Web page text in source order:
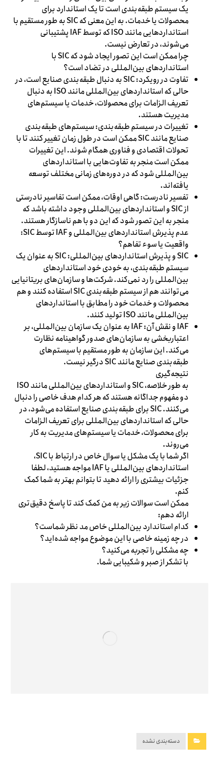
یک سیستم طبقه‌بندی است تا یک استاندارد برای
محصولات یا خدمات. به این معنی که SIC به طور مستقیم با
استانداردهایی مانند ISO که توسط IAF پشتیبانی
می‌شوند، در تعارض نیست.
چرا ممکن است این تصور ایجاد شود که SIC با
استانداردهای بین‌المللی در تضاد است؟
تفاوت در رویکرد: SIC به دنبال طبقه‌بندی صنایع است، در
حالی که استانداردهای بین‌المللی مانند ISO به دنبال
تعریف الزامات برای محصولات، خدمات یا سیستم‌های
مدیریت هستند.
تغییرات در سیستم طبقه‌بندی: سیستم‌های طبقه‌بندی
صنایع مانند SIC ممکن است در طول زمان تغییر کنند تا با
تحولات اقتصادی و فناوری همگام شوند. این تغییرات
ممکن است منجر به تفاوت‌هایی با استانداردهای
بین‌المللی شود که در دوره‌های زمانی مختلف توسعه
یافته‌اند.
تفسیر نادرست: گاهی اوقات، ممکن است تفاسیر نادرستی
از SIC و استانداردهای بین‌المللی وجود داشته باشد که
منجر به این تصور شود که این دو با هم ناسازگار هستند.
عدم پذیرش استانداردهای بین‌المللی و IAF توسط SIC:
واقعیت یا سوء تفاهم؟
SIC و پذیرش استانداردهای بین‌المللی: SIC به عنوان یک
سیستم طبقه‌بندی، به خودی خود استانداردهای
بین‌المللی را رد نمی‌کند. شرکت‌ها و سازمان‌های بریتانیایی
می‌توانند هم از سیستم طبقه‌بندی SIC استفاده کنند و هم
محصولات و خدمات خود را مطابق با استانداردهای
بین‌المللی مانند ISO تولید کنند.
IAF و نقش آن: IAF به عنوان یک سازمان بین‌المللی، بر
اعتباربخشی به سازمان‌های صدور گواهینامه نظارت
می‌کند. این سازمان به طور مستقیم با سیستم‌های
طبقه‌بندی صنایع مانند SIC درگیر نیست.
نتیجه‌گیری
به طور خلاصه، SIC و استانداردهای بین‌المللی مانند ISO
دو مفهوم جداگانه هستند که هر کدام هدف خاصی را دنبال
می‌کنند. SIC برای طبقه‌بندی صنایع استفاده می‌شود، در
حالی که استانداردهای بین‌المللی برای تعریف الزامات
برای محصولات، خدمات یا سیستم‌های مدیریت به کار
می‌روند.
اگر شما با یک مشکل یا سوال خاص در ارتباط با SIC،
استانداردهای بین‌المللی یا IAF مواجه هستید، لطفا
جزئیات بیشتری را ارائه دهید تا بتوانم بهتر به شما کمک
کنم.
ممکن است سوالات زیر به من کمک کند تا پاسخ دقیق‌تری
ارائه دهم:
کدام استاندارد بین‌المللی خاص مد نظر شماست؟
در چه زمینه خاصی با این موضوع مواجه شده‌اید؟
چه مشکلی را تجربه می‌کنید؟
با تشکر از صبر و شکیبایی شما.
دسته‌بندی نشده